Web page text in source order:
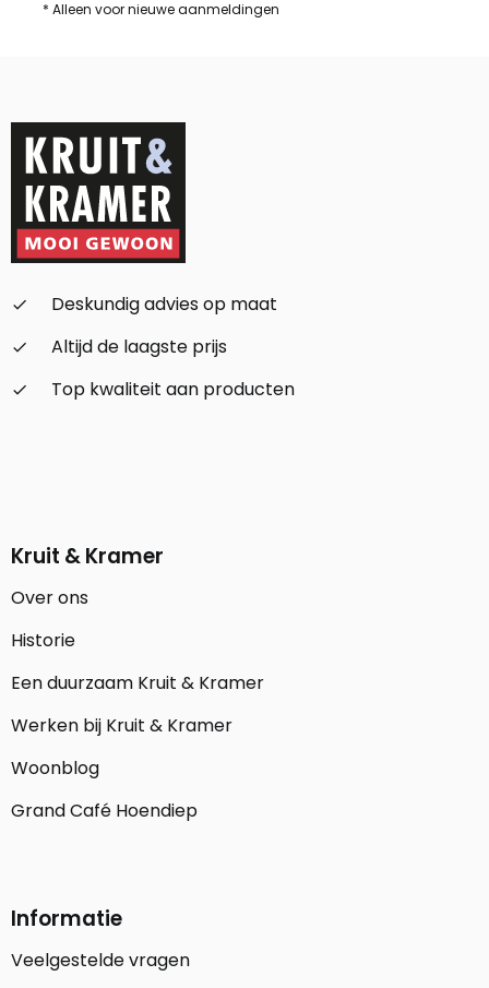
* Alleen voor nieuwe aanmeldingen
check_small
Deskundig advies op maat
check_small
Altijd de laagste prijs
check_small
Top kwaliteit aan producten
Kruit & Kramer
Over ons
Historie
Een duurzaam Kruit & Kramer
Werken bij Kruit & Kramer
Woonblog
Grand Café Hoendiep
Informatie
Veelgestelde vragen